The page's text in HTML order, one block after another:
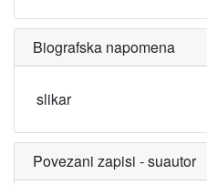
Biografska napomena
slikar
Povezani zapisi - suautor